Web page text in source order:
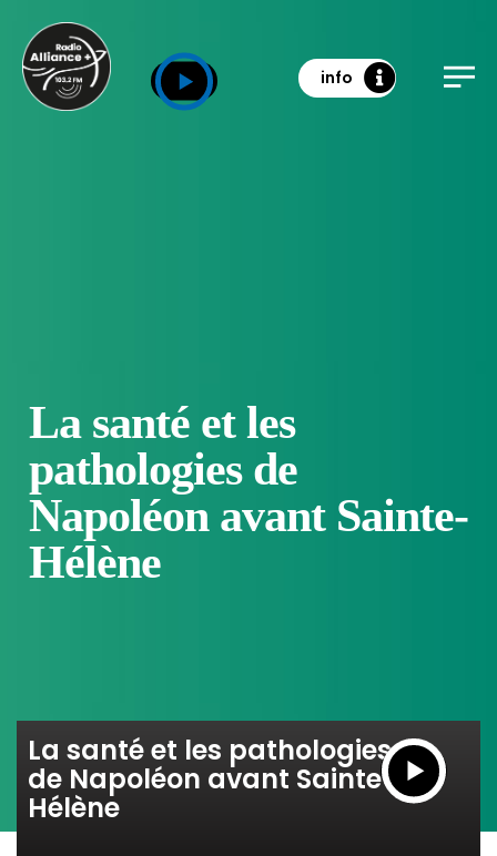
info
La santé et les
pathologies de
Napoléon avant Sainte-
Hélène
La santé et les pathologies
de Napoléon avant Sainte-
Hélène